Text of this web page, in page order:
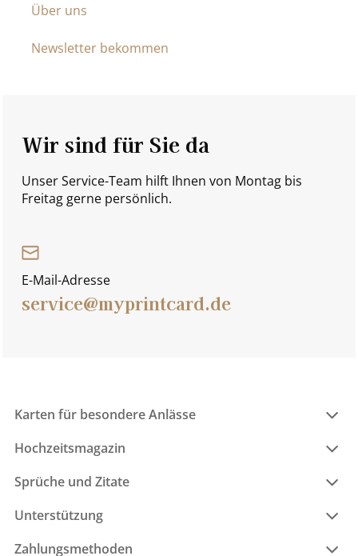
Über uns
Newsletter bekommen
Wir sind für Sie da
Unser Service-Team hilft Ihnen von Montag bis
Freitag gerne persönlich.
E-Mail-Adresse
service@myprintcard.de
Karten für besondere Anlässe
Hochzeitsmagazin
Sprüche und Zitate
Unterstützung
Zahlungsmethoden